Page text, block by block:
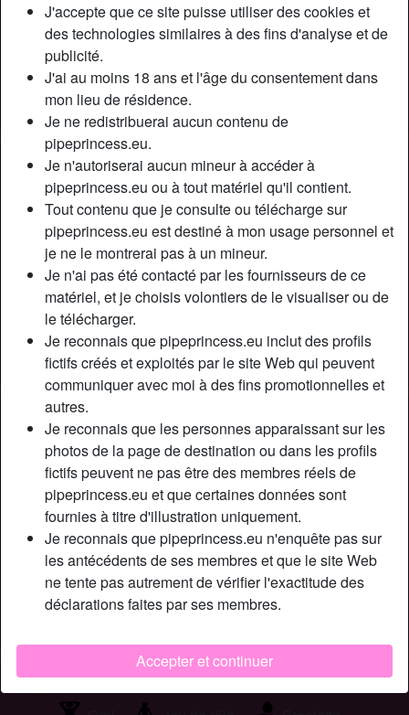
J'accepte que ce site puisse utiliser des cookies et
des technologies similaires à des fins d'analyse et de
publicité.
J'ai au moins 18 ans et l'âge du consentement dans
mon lieu de résidence.
Je ne redistribuerai aucun contenu de
pipeprincess.eu.
Je n'autoriserai aucun mineur à accéder à
pipeprincess.eu ou à tout matériel qu'il contient.
Tout contenu que je consulte ou télécharge sur
pipeprincess.eu est destiné à mon usage personnel et
je ne le montrerai pas à un mineur.
Je n'ai pas été contacté par les fournisseurs de ce
matériel, et je choisis volontiers de le visualiser ou de
le télécharger.
Je reconnais que pipeprincess.eu inclut des profils
fictifs créés et exploités par le site Web qui peuvent
communiquer avec moi à des fins promotionnelles et
autres.
Je reconnais que les personnes apparaissant sur les
photos de la page de destination ou dans les profils
fictifs peuvent ne pas être des membres réels de
pipeprincess.eu et que certaines données sont
fournies à titre d'illustration uniquement.
Je reconnais que pipeprincess.eu n'enquête pas sur
les antécédents de ses membres et que le site Web
ne tente pas autrement de vérifier l'exactitude des
déclarations faites par ses membres.
Accepter et continuer
Nickname:
TastelikeHoney
Âge:
63
Pays:
France
Département:
Finistère
Sexe:
Femme
Sexualité:
Hétéro
Couleur des cheveux:
Couleur des yeux:
Bleu
Fumeur(euse):
Oui
person_pin Description
Je suis une femme d’âge mûr voulant passer des bons
moments. Brune ténébreuse, j’aime croquer la vie à
pleines dents, profiter de toutes les occasions qui se
présentent pour passer du bon temps. Alors toi qui es à la
recherche d’une cougar, viens faire un tour chez moi. Je te
promets de te faire découvrir beaucoup d choses.
Cherche
Tags